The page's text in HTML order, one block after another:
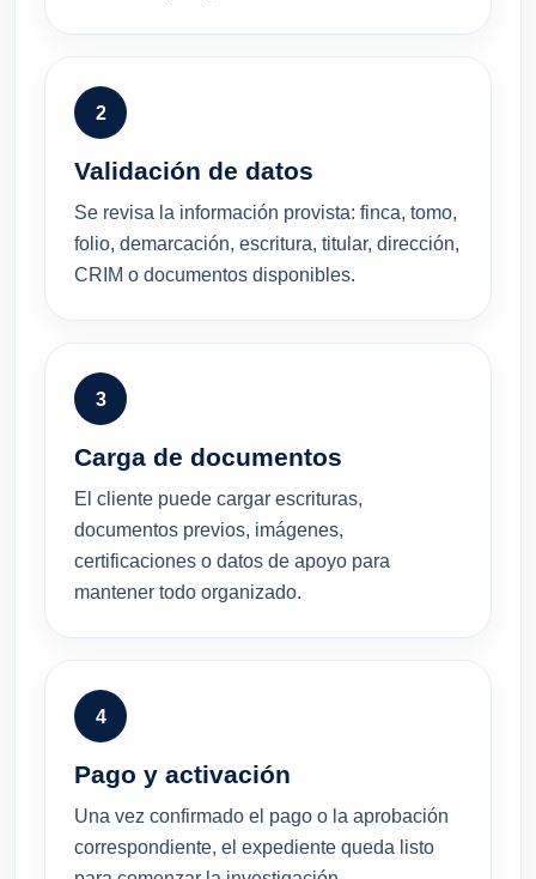
2
Validación de datos
Se revisa la información provista: finca, tomo,
folio, demarcación, escritura, titular, dirección,
CRIM o documentos disponibles.
3
Carga de documentos
El cliente puede cargar escrituras,
documentos previos, imágenes,
certificaciones o datos de apoyo para
mantener todo organizado.
4
Pago y activación
Una vez confirmado el pago o la aprobación
correspondiente, el expediente queda listo